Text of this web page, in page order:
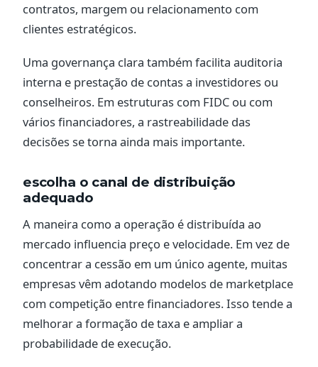
contratos, margem ou relacionamento com
clientes estratégicos.
Uma governança clara também facilita auditoria
interna e prestação de contas a investidores ou
conselheiros. Em estruturas com FIDC ou com
vários financiadores, a rastreabilidade das
decisões se torna ainda mais importante.
escolha o canal de distribuição
adequado
A maneira como a operação é distribuída ao
mercado influencia preço e velocidade. Em vez de
concentrar a cessão em um único agente, muitas
empresas vêm adotando modelos de marketplace
com competição entre financiadores. Isso tende a
melhorar a formação de taxa e ampliar a
probabilidade de execução.